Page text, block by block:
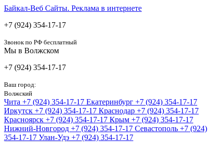
Байкал-Веб Сайты. Реклама в интернете
+7 (924) 354-17-17
Звонок по РФ бесплатный
Мы в Волжском
+7 (924) 354-17-17
Ваш город:
Волжский
Чита +7 (924) 354-17-17 Екатеринбург +7 (924) 354-17-17
Иркутск +7 (924) 354-17-17 Краснодар +7 (924) 354-17-17
Красноярск +7 (924) 354-17-17 Крым +7 (924) 354-17-17
Нижний-Новгород +7 (924) 354-17-17 Севастополь +7 (924)
354-17-17 Улан-Удэ +7 (924) 354-17-17